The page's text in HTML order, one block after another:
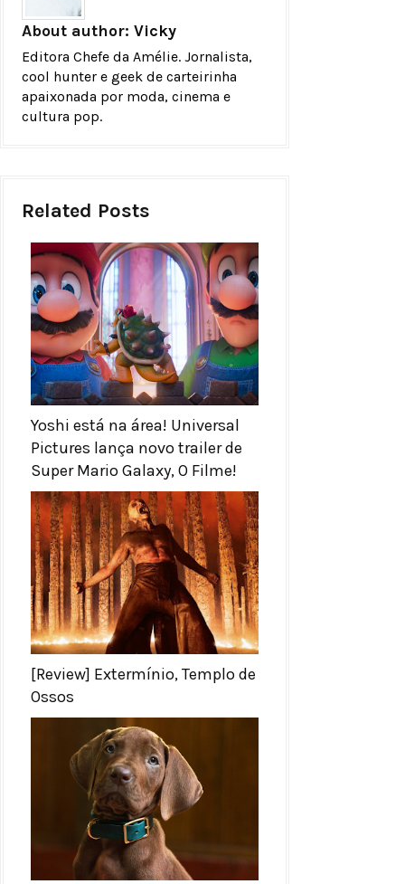
About author: Vicky
Editora Chefe da Amélie. Jornalista,
cool hunter e geek de carteirinha
apaixonada por moda, cinema e
cultura pop.
Related Posts
Yoshi está na área! Universal
Pictures lança novo trailer de
Super Mario Galaxy, O Filme!
[Review] Extermínio, Templo de
Ossos